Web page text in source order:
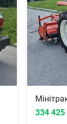
334 425